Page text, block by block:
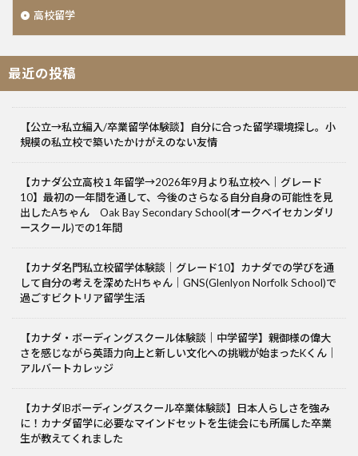
高校留学
最近の投稿
【公立→私立編入/卒業留学体験談】自分に合った留学環境探し。小
規模の私立校で築いたかけがえのない友情
【カナダ公立高校１年留学→2026年9月より私立校へ｜グレード
10】最初の一年間を通して、今後のさらなる自分自身の可能性を見
出したAちゃん Oak Bay Secondary School(オークベイセカンダリ
ースクール)での1年間
【カナダ名門私立校留学体験談｜グレード10】カナダでの学びを通
して自分の考えを深めたHちゃん｜GNS(Glenlyon Norfolk School)で
過ごすビクトリア留学生活
【カナダ・ボーディングスクール体験談｜中学留学】親御様の偉大
さを感じながら英語力向上と新しい文化への挑戦が始まったKくん｜
アルバートカレッジ
【カナダIBボーディングスクール卒業体験談】日本人らしさを強み
に！カナダ留学に必要なマインドセットを生徒会にも所属した卒業
生が教えてくれました